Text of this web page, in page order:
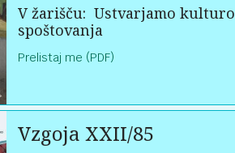
V žarišču: Ustvarjamo kulturo
spoštovanja
Prelistaj me (PDF)
Vzgoja XXII/85